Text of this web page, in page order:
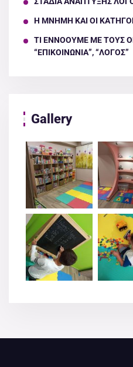
Η ΜΝΗΜΗ ΚΑΙ ΟΙ
ΤΙ ΕΝΝΟΟΥΜΕ ΜΕ ΤΟΥΣ
“ΕΠΙΚΟΙΝΩΝΙΑ”, “ΛΟΓΟΣ”
Gallery